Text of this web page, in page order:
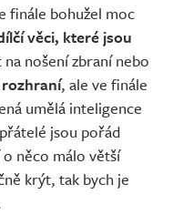
finále bohužel moc
věci, které jsou
nošení zbraní nebo
, ale ve finále
umělá inteligence
jsou pořád
něco málo větší
krýt, tak bych je